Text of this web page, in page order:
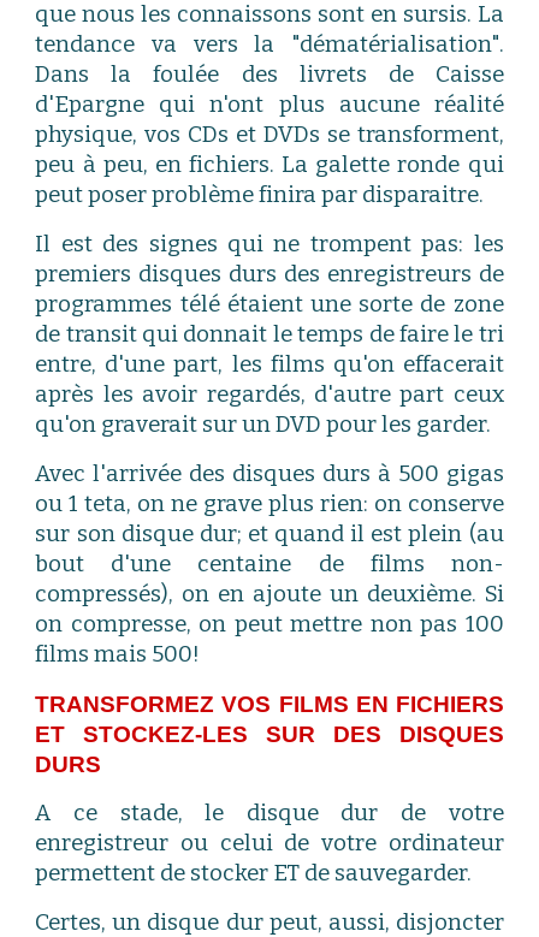
que nous les connaissons sont en sursis. La
tendance va vers la "dématérialisation".
Dans la foulée des livrets de Caisse
d'Epargne qui n'ont plus aucune réalité
physique, vos CDs et DVDs se transforment,
peu à peu, en fichiers. La galette ronde qui
peut poser problème finira par disparaitre.
Il est des signes qui ne trompent pas: les
premiers disques durs des enregistreurs de
programmes télé étaient une sorte de zone
de transit qui donnait le temps de faire le tri
entre, d'une part, les films qu'on effacerait
après les avoir regardés, d'autre part ceux
qu'on graverait sur un DVD pour les garder.
Avec l'arrivée des disques durs à 500 gigas
ou 1 teta, on ne grave plus rien: on conserve
sur son disque dur; et quand il est plein (au
bout d'une centaine de films non-
compressés), on en ajoute un deuxième. Si
on compresse, on peut mettre non pas 100
films mais 500!
TRANSFORMEZ VOS FILMS EN FICHIERS
ET STOCKEZ-LES SUR DES DISQUES
DURS
A ce stade, le disque dur de votre
enregistreur ou celui de votre ordinateur
permettent de stocker ET de sauvegarder.
Certes, un disque dur peut, aussi, disjoncter